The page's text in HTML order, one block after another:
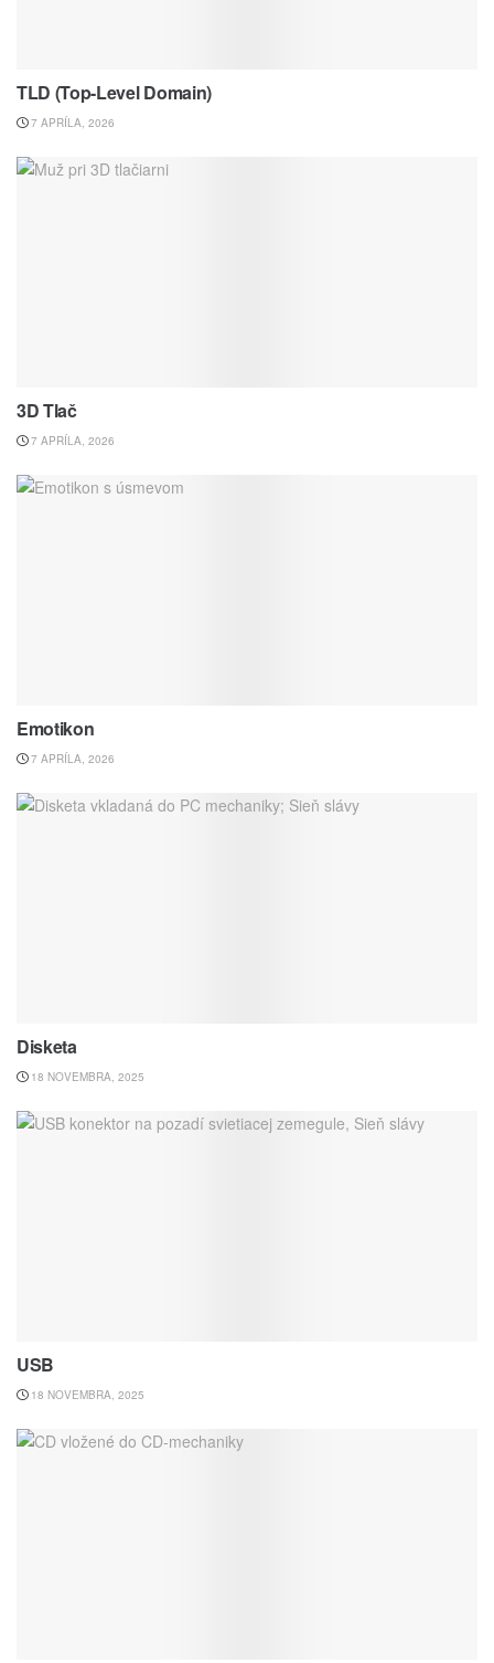
TLD (Top-Level Domain)
7 APRÍLA, 2026
3D Tlač
7 APRÍLA, 2026
Emotikon
7 APRÍLA, 2026
Disketa
18 NOVEMBRA, 2025
USB
18 NOVEMBRA, 2025